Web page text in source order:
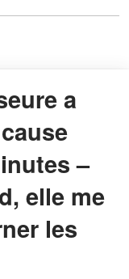
a
–
elle me
les